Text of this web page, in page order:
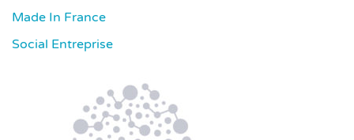
Made In France
Social Entreprise